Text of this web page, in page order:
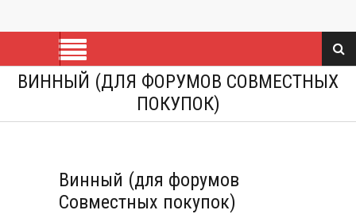
ВИННЫЙ (ДЛЯ ФОРУМОВ СОВМЕСТНЫХ
ПОКУПОК)
Винный (для форумов
Совместных покупок)